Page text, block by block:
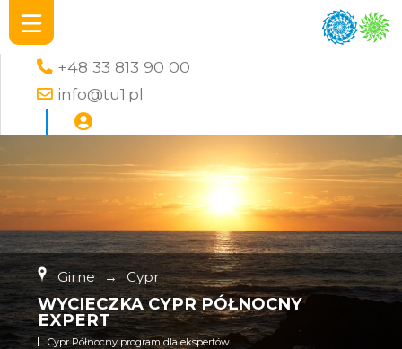
+48 33 813 90 00
info@tu1.pl
Girne → Cypr
WYCIECZKA CYPR PÓŁNOCNY
EXPERT
Cypr Północny program dla ekspertów